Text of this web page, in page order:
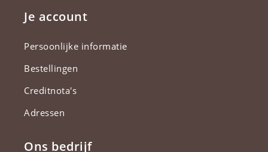
Je account
Persoonlijke informatie
Bestellingen
Creditnota's
Adressen
Ons bedrijf